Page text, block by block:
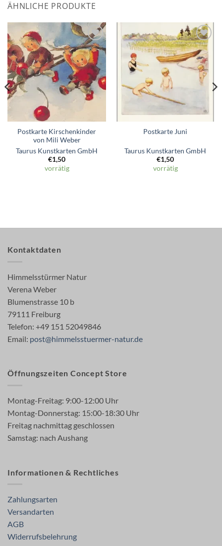
ÄHNLICHE PRODUKTE
Zum
Wunschzettel
hinzufügen
Postkarte Kirschenkinder
von Mili Weber
Taurus Kunstkarten GmbH
€1,50
vorrätig
Zum
Wunschzettel
hinzufügen
Postkarte Juni
Taurus Kunstkarten GmbH
€1,50
vorrätig
Kontaktdaten
Himmelsstürmer Natur
Verena Weber
Blumenstrasse 10 b
79111 Freiburg
Telefon: +49 151 52049846
Email: post@himmelsstuermer-natur.de
Öffnungszeiten Concept Store
Montag-Freitag: 9:00-12:00 Uhr
Montag-Donnerstag: 15:00-18:30 Uhr
Freitag nachmittag geschlossen
Samstag: nach Aushang
Informationen & Rechtliches
Zahlungsarten
Versandarten
AGB
Widerrufsbelehrung